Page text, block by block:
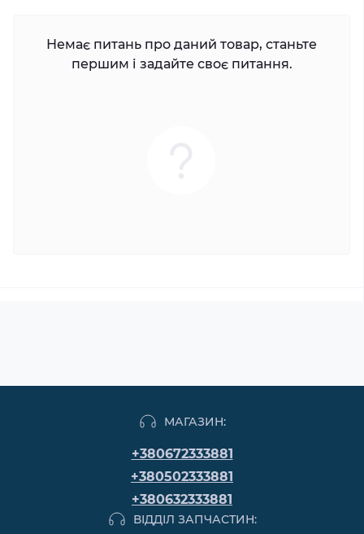
Немає питань про даний товар, станьте
першим і задайте своє питання.
МАГАЗИН:
+380672333881
+380502333881
+380632333881
ВІДДІЛ ЗАПЧАСТИН: